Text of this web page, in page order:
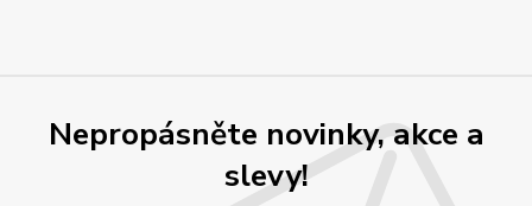
Nepropásněte novinky, akce a
slevy!